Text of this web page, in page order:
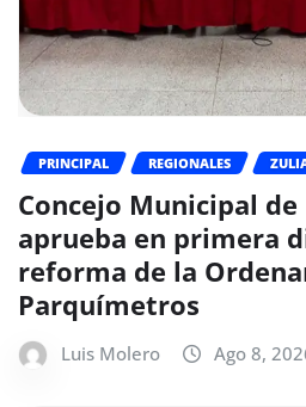
PRINCIPAL REGIONALES
Concejo Municipal
aprueba en primera
reforma de la
Parquímetros
Luis Molero Ago 8,